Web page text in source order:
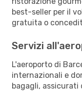
best-seller per il
gratuita o
Servizi
L'aeroporto di
internazionali e
bagagli, assicurati